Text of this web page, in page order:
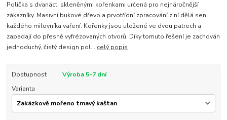
Polička s dvanácti skleněnými kořenkami určená pro nejnáročnější
zákazníky. Masivní bukové dřevo a prvotřídní zpracování z ní dělá sen
každého milovníka vaření. Kořenky jsou uložené ve dvou patrech a
zapadají do přesně vyfrézovaných otvorů. Díky tomuto řešení je zachován
jednoduchý, čistý design pol... celý popis
Dostupnost
Výroba 5-7 dní
Varianta